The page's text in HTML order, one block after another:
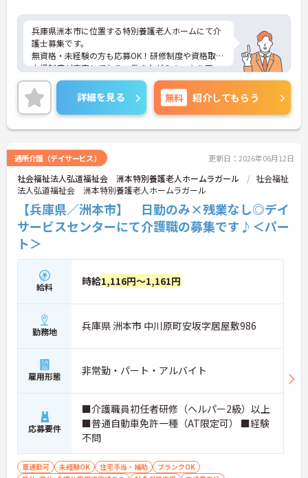
兵庫県洲本市に位置する特別養護老人ホームにて介
護士募集です。
無資格・未経験の方も応募OK！研修制度や資格取得
支援制度が充実しており、働きながらのスキルアッ
プが可能です。
ご興味のある方には、面接対策ポイントなど、さら
に詳細をお話いたしますので、お気軽にご相談くだ
さい。
詳細を見る 無料 紹介してもらう
通所介護（デイサービス） 更新日：2026年06月12日
社会福祉法人弘道福祉会 洲本特別養護老人ホームラガール
社会福祉
法人弘道福祉会 洲本特別養護老人ホームラガール
【兵庫県／洲本市】 日勤のみ×残業なし◎デイ
サービスセンターにて介護職の募集です♪＜パー
ト＞
給料 時給1,116円～1,161円
勤務地 兵庫県 洲本市 中川原町安坂字居屋敷986
雇用形態 非常勤・パート・アルバイト
応募要件
■介護職員初任者研修（ヘルパー2級）以上
■普通自動車免許一種（AT限定可） ■経験
不問
車通勤可 未経験OK 住宅手当・補助
ブランクOK